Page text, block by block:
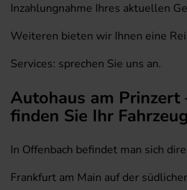
Inzahlungnahme Ihres aktuellen
Weiteren bieten wir Ihnen eine
Services: sprechen Sie uns an.
Autohaus am Prinzert
finden Sie Ihr
In Offenbach befindet man sich
Frankfurt am Main auf der